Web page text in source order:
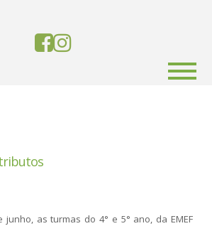
junho, as turmas do 4° e 5° ano, da EMEF